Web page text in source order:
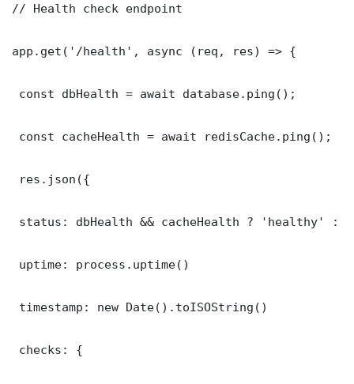
// Health check endpoint
app.get('/health', async (req, res) => {
const dbHealth = await database.ping();
const cacheHealth = await redisCache.ping();
res.json({
status: dbHealth && cacheHealth ? 'healthy' :
uptime: process.uptime()
timestamp: new Date().toISOString()
checks: {